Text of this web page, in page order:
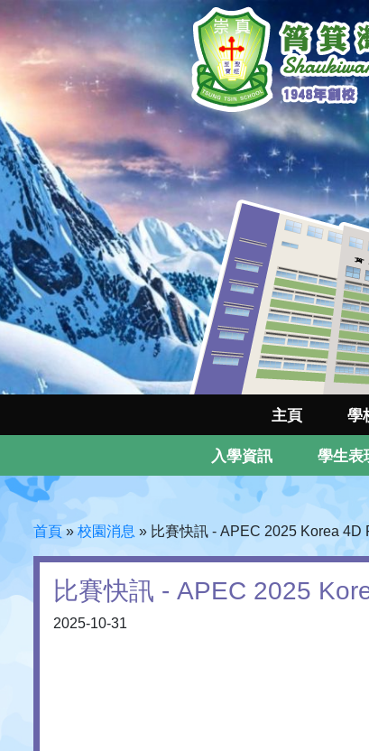
主頁 學
入學資訊 學生表
首頁 » 校園消息 » 比賽快訊 - APEC 2025 Korea 4D
比賽快訊 - APEC 2025
2025-10-31